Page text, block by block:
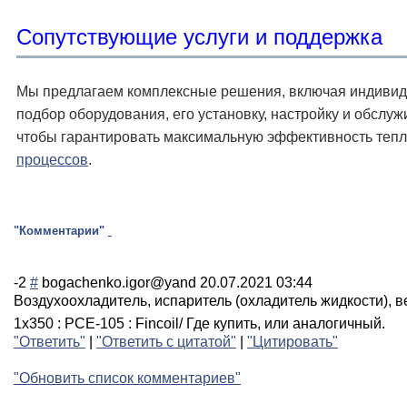
Сопутствующие услуги и поддержка
Мы предлагаем комплексные решения, включая
подбор оборудования, его установку, настройку и
чтобы гарантировать максимальную эффективность
процессов.
"Комментарии"
-2 # bogachenko.igor@yand 20.07.2021 03:44
Воздухоохладитель, испаритель (охладитель жидкости),
1х350 : PCE-105 : Fincoil/ Где купить, или аналогичный.
"Ответить"
"Ответить с цитатой" "Цитировать"
"Обновить список комментариев"